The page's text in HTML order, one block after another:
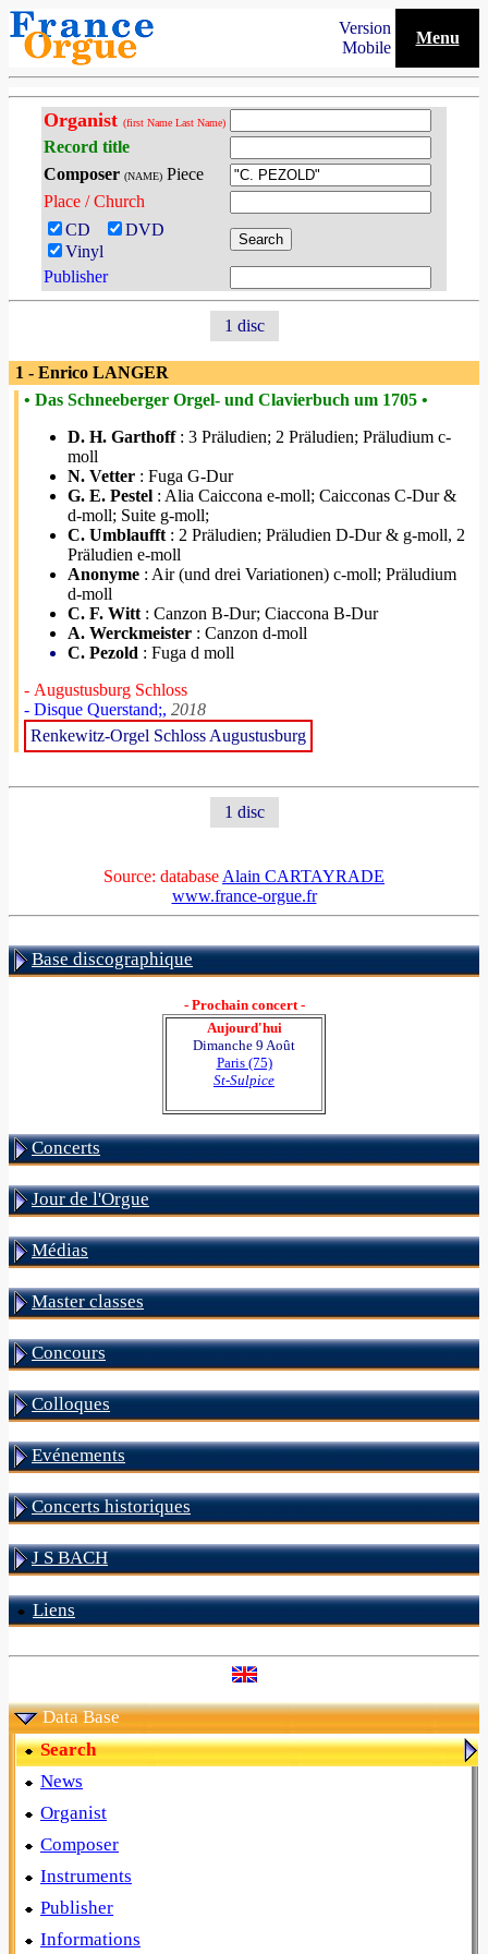
Version
Mobile
Menu
Organist (first Name Last Name)
Record title
Composer (NAME) Piece
Place / Church
CD
DVD
Vinyl
Publisher
1 disc
1 - Enrico LANGER
• Das Schneeberger Orgel- und Clavierbuch um 1705 •
D. H. Garthoff: 3 Präludien; 2 Präludien; Präludium c-
moll
N. Vetter : Fuga G-Dur
G. E. Pestel : Alia Caiccona e-moll; Caicconas C-Dur &
d-moll; Suite g-moll;
C. Umblaufft : 2 Präludien; Präludien D-Dur & g-moll, 2
Präludien e-moll
Anonyme : Air (und drei Variationen) c-moll; Präludium
d-moll
C. F. Witt : Canzon B-Dur; Ciaccona B-Dur
A. Werckmeister : Canzon d-moll
C. Pezold : Fuga d moll
- Augustusburg Schloss
- Disque Querstand;, 2018
Renkewitz-Orgel Schloss Augustusburg
1 disc
Source: database Alain CARTAYRADE
www.france-orgue.fr
Base discographique
- Prochain concert -
Aujourd'hui
Dimanche 9 Août
Paris (75)
St-Sulpice
Concerts
Jour de l'Orgue
Médias
Master classes
Concours
Colloques
Evénements
Concerts historiques
J S BACH
Liens
Data Base
Search
News
Organist
Composer
Instruments
Publisher
Informations